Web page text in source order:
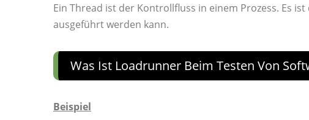
Ein Thread ist der Kontrollfluss in einem Prozess. Es
ausgeführt werden kann.
Was Ist Loadrunner Beim Testen Von
Beispiel